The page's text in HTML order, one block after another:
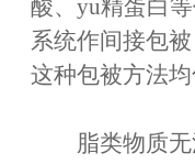
酸、yu精蛋白
系统作间接包
这种包被方法
脂类物质无法